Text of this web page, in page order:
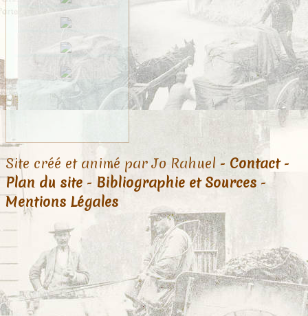
Site créé et animé par Jo Rahuel - Contact-
Plan du site - Bibliographie et Sources -
Mentions Légales